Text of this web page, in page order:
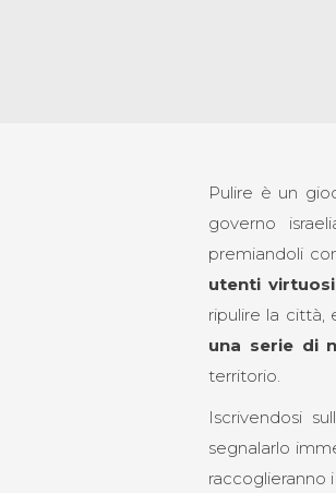
Pulire è un
governo
premiandoli
utenti virtuosi
ripulire la città,
una serie di
territorio.
Iscrivendosi
segnalarlo
raccoglieranno